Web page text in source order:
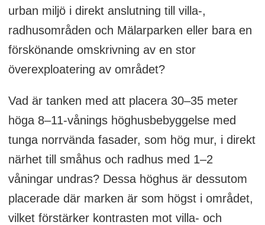
urban miljö i direkt anslutning till villa-,
radhusområden och Mälarparken eller bara en
förskönande omskrivning av en stor
överexploatering av området?
Vad är tanken med att placera 30–35 meter
höga 8–11-vånings höghusbebyggelse med
tunga norrvända fasader, som hög mur, i direkt
närhet till småhus och radhus med 1–2
våningar undras? Dessa höghus är dessutom
placerade där marken är som högst i området,
vilket förstärker kontrasten mot villa- och